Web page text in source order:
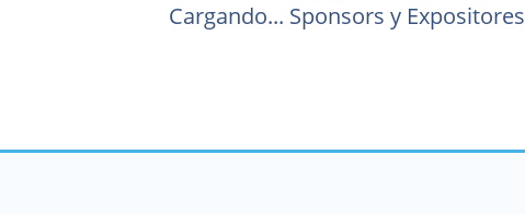
Cargando... Sponsors y Expositores